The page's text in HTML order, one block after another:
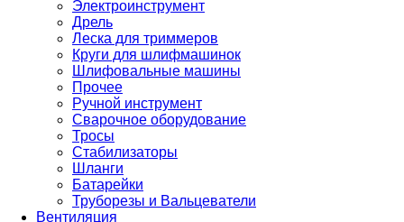
Электроинструмент
Дрель
Леска для триммеров
Круги для шлифмашинок
Шлифовальные машины
Прочее
Ручной инструмент
Сварочное оборудование
Тросы
Стабилизаторы
Шланги
Батарейки
Труборезы и Вальцеватели
Вентиляция